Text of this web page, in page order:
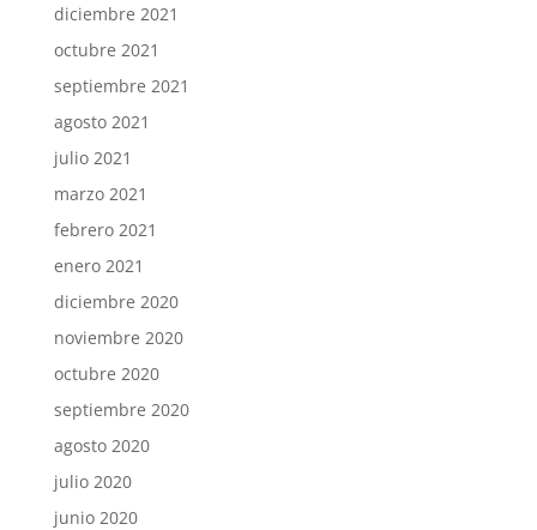
diciembre 2021
octubre 2021
septiembre 2021
agosto 2021
julio 2021
marzo 2021
febrero 2021
enero 2021
diciembre 2020
noviembre 2020
octubre 2020
septiembre 2020
agosto 2020
julio 2020
junio 2020